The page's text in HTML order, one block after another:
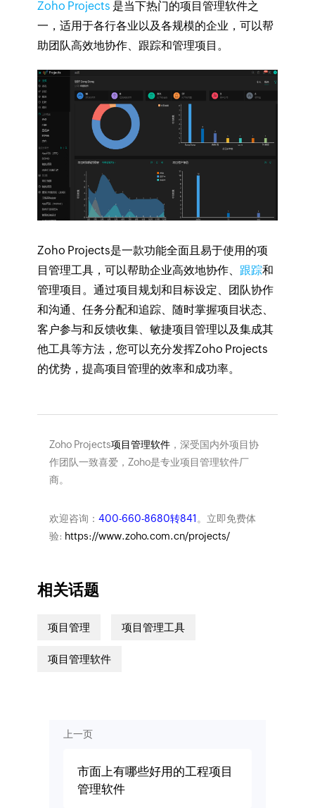
Zoho Projects 是当下热门的项目管理软件之
一，适用于各行各业以及各规模的企业，可以帮
助团队高效地协作、跟踪和管理项目。
Zoho Projects是一款功能全面且易于使用的项
目管理工具，可以帮助企业高效地协作、 跟踪和
管理项目。通过项目规划和目标设定、团队协作
和沟通、任务分配和追踪、随时掌握项目状态、
客户参与和反馈收集、敏捷项目管理以及集成其
他工具等方法，您可以充分发挥Zoho Projects
的优势，提高项目管理的效率和成功率。
Zoho Projects项目管理软件，深受国内外项目协
作团队一致喜爱，Zoho是专业项目管理软件厂
商。
欢迎咨询： 400-660-8680转841 。立即免费体
验: https://www.zoho.com.cn/projects/
相关话题
项目管理 项目管理工具
项目管理软件
上一页
市面上有哪些好用的工程项目
管理软件